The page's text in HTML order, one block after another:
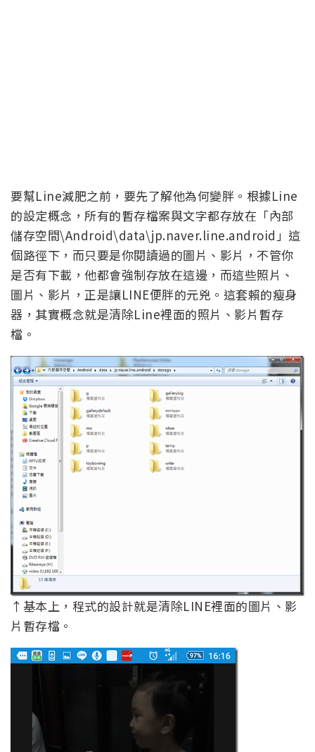
要幫Line減肥之前，要先了解他為何變胖。根據Line
的設定概念，所有的暫存檔案與文字都存放在「內部
儲存空間\Android\data\jp.naver.line.android」這
個路徑下，而只要是你閱讀過的圖片、影片，不管你
是否有下載，他都會強制存放在這邊，而這些照片、
圖片、影片，正是讓LINE便胖的元兇。這套賴的瘦身
器，其實概念就是清除Line裡面的照片、影片暫存
檔。
↑基本上，程式的設計就是清除LINE裡面的圖片、影
片暫存檔。